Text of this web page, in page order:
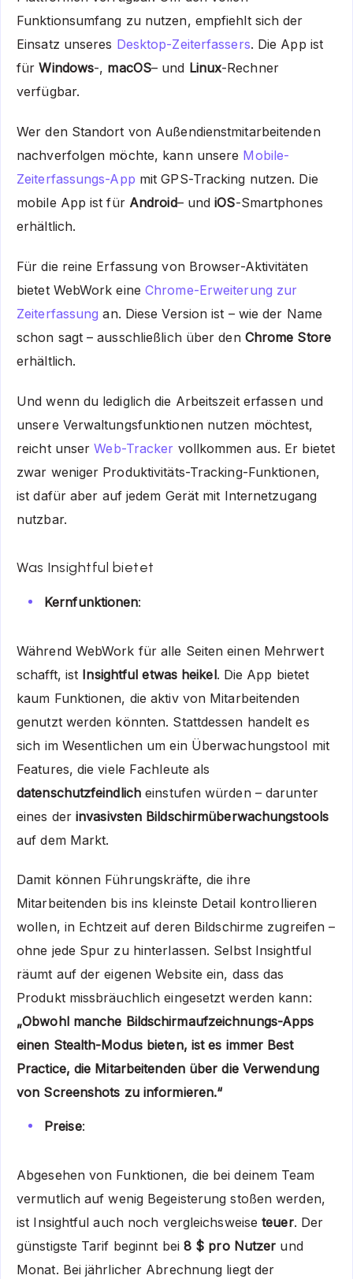
Funktionsumfang zu nutzen, empfiehlt sich der
Einsatz unseres Desktop-Zeiterfassers. Die App ist
fürWindows-, macOS– und Linux-Rechner
verfügbar.
Wer den Standort von Außendienstmitarbeitenden
nachverfolgen möchte, kann unsere Mobile-
Zeiterfassungs-App mit GPS-Tracking nutzen. Die
mobile App ist für Android– undiOS-Smartphones
erhältlich.
Für die reine Erfassung von Browser-Aktivitäten
bietet WebWork eineChrome-Erweiterung zur
Zeiterfassung an. Diese Version ist – wie der Name
schon sagt – ausschließlich über den Chrome Store
erhältlich.
Und wenn du lediglich die Arbeitszeit erfassen und
unsere Verwaltungsfunktionen nutzen möchtest,
reicht unserWeb-Tracker vollkommen aus. Er bietet
zwar weniger Produktivitäts-Tracking-Funktionen,
ist dafür aber auf jedem Gerät mit Internetzugang
nutzbar.
Was Insightful bietet
Kernfunktionen:
Während WebWork für alle Seiten einen Mehrwert
schafft, ist Insightful etwas heikel. Die App bietet
kaum Funktionen, die aktiv von Mitarbeitenden
genutzt werden könnten. Stattdessen handelt es
sich im Wesentlichen um ein Überwachungstool mit
Features, die viele Fachleute als
datenschutzfeindlich einstufen würden – darunter
eines der invasivsten Bildschirmüberwachungstools
auf dem Markt.
Damit können Führungskräfte, die ihre
Mitarbeitenden bis ins kleinste Detail kontrollieren
wollen, in Echtzeit auf deren Bildschirme zugreifen –
ohne jede Spur zu hinterlassen. Selbst Insightful
räumt auf der eigenen Website ein, dass das
Produkt missbräuchlich eingesetzt werden kann:
„Obwohl manche Bildschirmaufzeichnungs-Apps
einen Stealth-Modus bieten, ist es immer Best
Practice, die Mitarbeitenden über die Verwendung
von Screenshots zu informieren.“
Preise:
Abgesehen von Funktionen, die bei deinem Team
vermutlich auf wenig Begeisterung stoßen werden,
ist Insightful auch noch vergleichsweiseteuer. Der
günstigste Tarif beginnt bei 8 $ pro Nutzer und
Monat. Bei jährlicher Abrechnung liegt der